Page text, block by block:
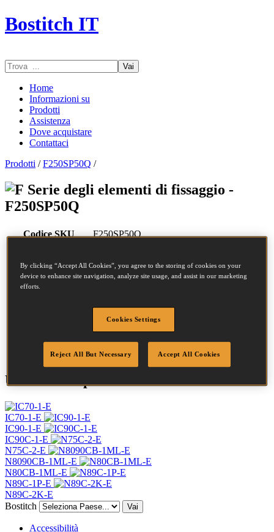
Bostitch IT
Vai
Home
Informazioni su
Prodotti
Assistenza
Dove acquistare
Contattaci
Prodotti /F250SP50Q /
Serie degli elementi di fissaggio -
F250SP50Q
Codice SKU
F250SP50Q
Diametro
2.5 mm
Testa
7.2 mm
Lunghezza
Brillante
DoP
DOP-EU_25_RLB
Utensili compatibili
IC70-1-E
IC90-1-E
IC90C-1-E
N75C-2-E
N8090CB-1ML-E
N80CB-1ML-E
N89C-1P-E
N89C-2K-E
Bostitch
Vai
Accessibilità
By clicking “Accept All Cookies”, you agree to the storing of cookies on your
device to enhance site navigation, analyze site usage, and assist in our marketing
efforts.
Cookies Settings
Reject All But Necessary Accept All Cookies